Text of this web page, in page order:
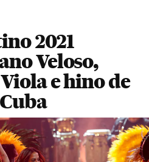
2021
Veloso,
e hino de